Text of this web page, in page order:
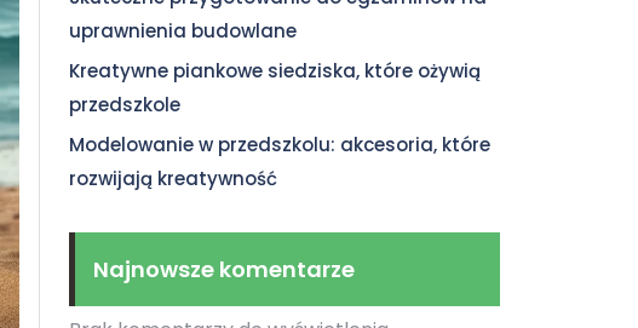
uprawnienia budowlane
Kreatywne piankowe siedziska, które ożywią
przedszkole
Modelowanie w przedszkolu: akcesoria, które
rozwijają kreatywność
Najnowsze komentarze